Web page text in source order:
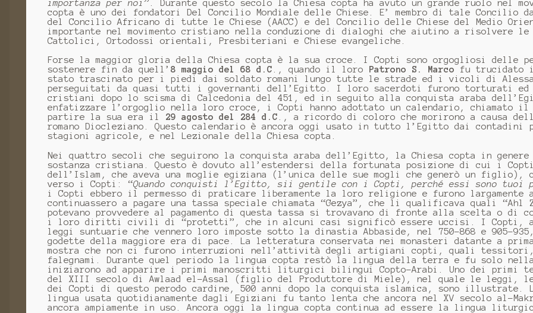
importanza per noi” . Durante questo secolo la Chiesa copta ha avuto un grande ruolo nel
copta è uno dei fondatori Del Concilio Mondiale delle Chiese. E’ membro di tale Concilio
del Concilio Africano di tutte le Chiese (AACC) e del Concilio delle Chiese del Medio
importante nel movimento cristiano nella conduzione di dialoghi che aiutino a risolvere
Cattolici, Ortodossi orientali, Presbiteriani e Chiese evangeliche.
Forse la maggior gloria della Chiesa copta è la sua croce. I Copti sono orgogliosi delle
sostenere fin da quell’ 8 maggio del 68 d.C ., quando il loro Patrono S. Marco fu trucidato il
stato trascinato per i piedi dai soldato romani lungo tutte le strade ed i vicoli di
perseguitati da quasi tutti i governanti dell’Egitto. I loro sacerdoti furono torturati
cristiani dopo lo scisma di Calcedonia del 451, ed in seguito alla conquista araba
enfatizzare l’orgoglio nella loro croce, i Copti hanno adottato un calendario, chiamato
partire la sua era il 29 agosto del 284 d.C ., a ricordo di coloro che morirono a causa
romano Diocleziano. Questo calendario è ancora oggi usato in tutto l’Egitto dai
stagioni agricole, e nel Lezionale della Chiesa copta.
Nei quattro secoli che seguirono la conquista araba dell’Egitto, la Chiesa copta in
sostanza cristiana. Questo è dovuto all’estendersi della fortunata posizione di cui i
dell’Islam, che aveva una moglie egiziana (l’unica delle sue mogli che generò un figlio),
verso i Copti: “Quando conquisti l’Egitto, sii gentile con i Copti, perché essi sono
i Copti ebbero il permesso di praticare liberamente la loro religione e furono largamente
continuassero a pagare una tassa speciale chiamata “Gezya”, che li qualificava quali “Ahl
potevano provvedere al pagamento di questa tassa si trovavano di fronte alla scelta o di
i loro diritti civili di “protetti”, che in alcuni casi significò essere uccisi. I Copti, a
leggi suntuarie che vennero loro imposte sotto la dinastia Abbaside, nel 750-868 e 905-
godette della maggiore era di pace. La letteratura conservata nei monasteri datante a
mostra che non ci furono interruzioni nell’attività degli artigiani copti, quali
falegnami. Durante quel periodo la lingua copta restò la lingua della terra e fu solo nella
iniziarono ad apparire i primi manoscritti liturgici bilingui Copto-Arabi. Uno dei primi
del XIII secolo di Awlaad el-Assal (figlio del Produttore di Miele), nel quale le leggi,
dei Copti di questo perodo cardine, 500 anni dopo la conquista islamica, sono illustrate.
lingua usata quotidianamente dagli Egiziani fu tanto lenta che ancora nel XV secolo al-
ancora ampiamente in uso. Ancora oggi la lingua copta continua ad essere la lingua